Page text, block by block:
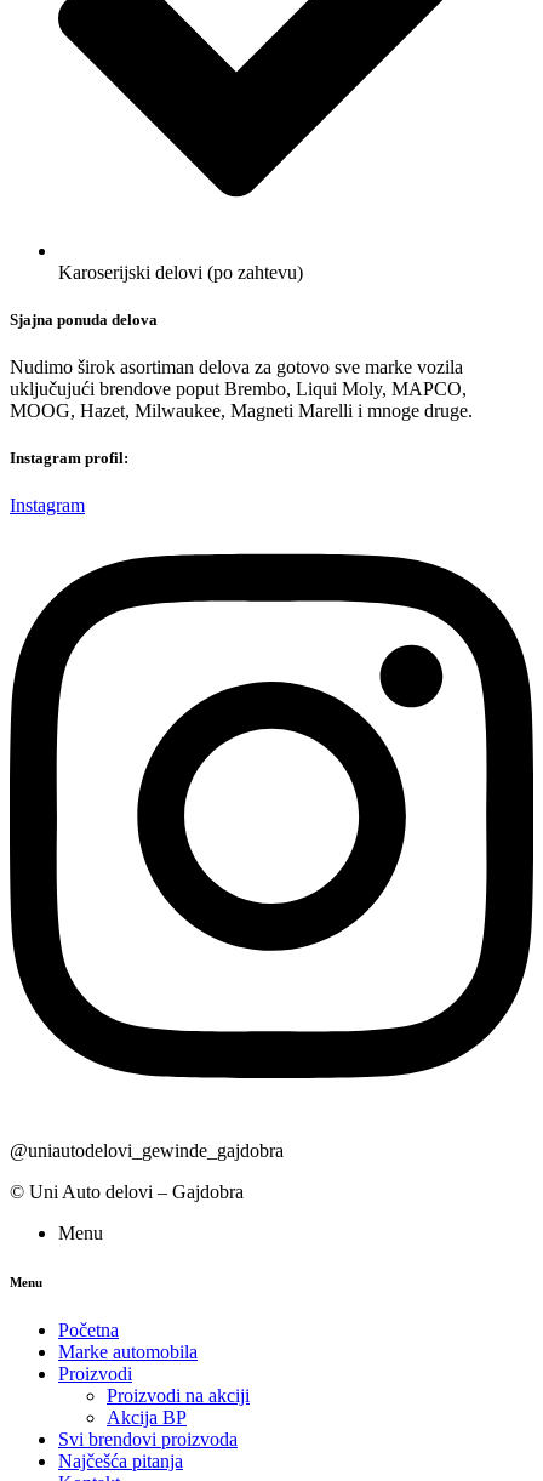
Karoserijski delovi (po zahtevu)
Sjajna ponuda delova
Nudimo širok asortiman delova za gotovo sve marke vozila
uključujući brendove poput Brembo, Liqui Moly, MAPCO,
MOOG, Hazet, Milwaukee, Magneti Marelli i mnoge druge.
Instagram profil:
Instagram
@uniautodelovi_gewinde_gajdobra
© Uni Auto delovi – Gajdobra
Menu
Menu
Početna
Marke automobila
Proizvodi
Proizvodi na akciji
Akcija BP
Svi brendovi proizvoda
Najčešća pitanja